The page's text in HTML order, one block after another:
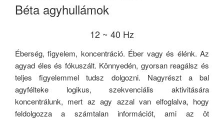
Béta agyhullámok
12 ~ 40 Hz
Éberség, figyelem, koncentráció. Éber vagy és élénk. Az
agyad éles és fókuszált. Könnyedén, gyorsan reagálsz és
teljes figyelemmel tudsz dolgozni. Nagyrészt a bal
agyfélteke logikus, szekvenciális aktivitására
koncentrálunk, mert az agy azzal van elfoglalva, hogy
feldolgozza a számtalan információt, ami az öt